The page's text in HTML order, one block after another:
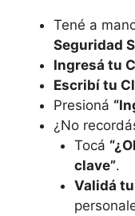
Tené a
Seguridad
Ingresá tu
Escribí tu
Presioná
¿No
Tocá
clave”.
Validá